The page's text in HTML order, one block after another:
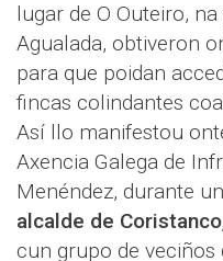
lugar de O Outeiro,
Agualada, obtiveron
para que poidan
fincas colindantes coa
Así llo manifestou
Axencia Galega de
Menéndez, durante
alcalde de
cun grupo de veciños